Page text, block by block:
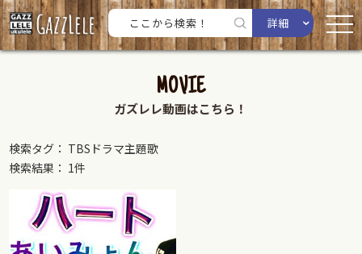
詳細
MOVIE
ガズレレ動画はこちら！
検索タグ： TBSドラマ主題歌
検索結果： 1件